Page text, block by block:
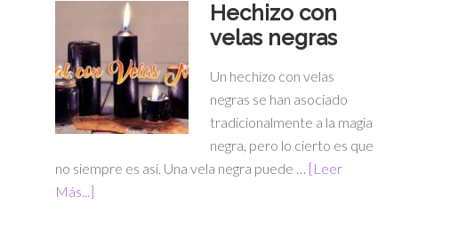
Hechizo con
velas negras
Un hechizo con velas
negras se han asociado
tradicionalmente a la magia
negra, pero lo cierto es que
no siempre es así. Una vela negra puede … [Leer
Más...]